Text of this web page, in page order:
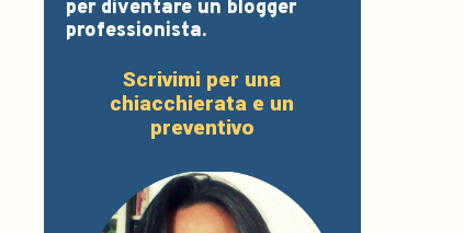
per diventare un blogger
professionista.
Scrivimi per una
chiacchierata e un
preventivo